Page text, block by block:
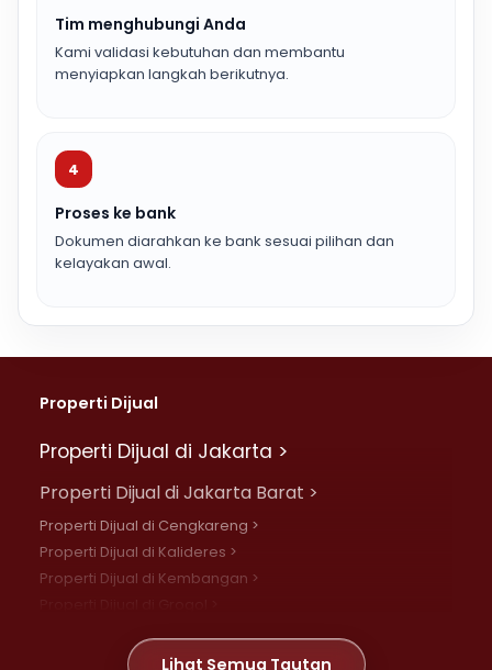
Tim menghubungi Anda
Kami validasi kebutuhan dan membantu
menyiapkan langkah berikutnya.
4
Proses ke bank
Dokumen diarahkan ke bank sesuai pilihan dan
kelayakan awal.
Properti Dijual
Properti Dijual di Jakarta >
Properti Dijual di Jakarta Barat >
Properti Dijual di Cengkareng >
Properti Dijual di Kalideres >
Properti Dijual di Kembangan >
Properti Dijual di Meruya >Lihat Semua Tautan